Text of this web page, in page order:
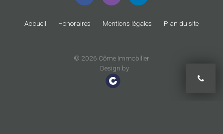
Accueil Honoraires Mentions légales Plan du site
© 2026 Côme Immobilier
Design by